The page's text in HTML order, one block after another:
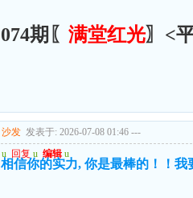
074期〖 满堂红光〗<
沙发 发表于: 2026-07-08 01:46 ---
u 回复 u 编辑 u
相信你的实力, 你是最棒的！！我